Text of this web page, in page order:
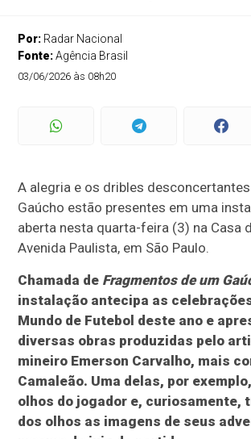
Por: Radar Nacional
Fonte:Agência Brasil
03/06/2026 às 08h20
A alegria e os dribles
Gaúcho estão presentes em uma
aberta nesta quarta-feira (3) na Casa
Avenida Paulista, em São Paulo.
Chamada de Fragmentos de um
instalação antecipa as
Mundo de Futebol deste ano e
diversas obras produzidas pelo
mineiro Emerson Carvalho, mais
Camaleão. Uma delas, por
olhos do jogador e, curiosamente,
dos olhos as imagens de seus